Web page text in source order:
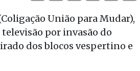
União para Mudar),
por invasão do
dos blocos vespertino e